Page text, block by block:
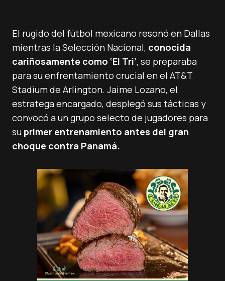
El rugido del fútbol mexicano resonó en Dallas
mientras la Selección Nacional, conocida
cariñosamente como ‘El Tri’, se preparaba
para su enfrentamiento crucial en el AT&T
Stadium de Arlington. Jaime Lozano, el
estratega encargado, desplegó sus tácticas y
convocó a un grupo selecto de jugadores para
su primer entrenamiento antes del gran
choque contra Panamá.